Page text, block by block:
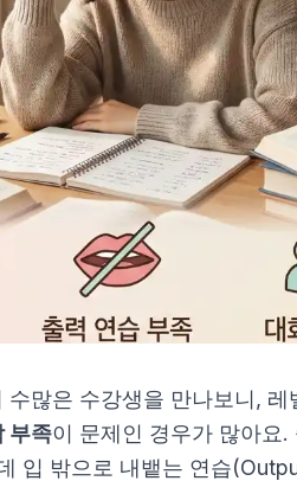
수많은 수강생을 만나보니,
부족이 문제인 경우가 많아요
입 밖으로 내뱉는 연습